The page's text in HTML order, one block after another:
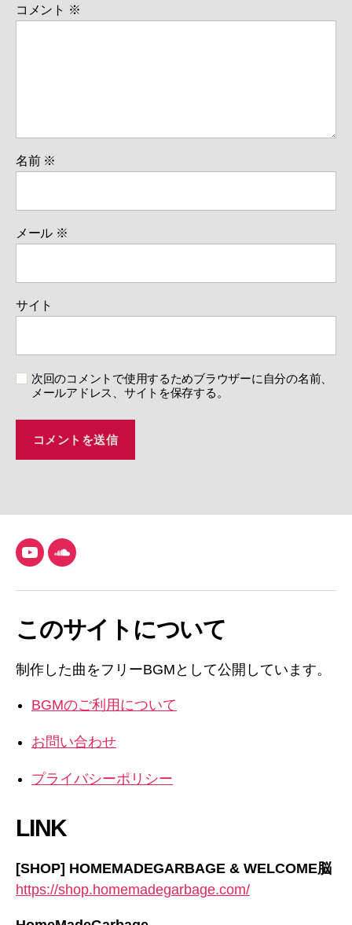
コメント ※
名前 ※
メール ※
サイト
次回のコメントで使用するためブラウザーに自分の名前、
メールアドレス、サイトを保存する。
YouTubeSoundCloud
このサイトについて
制作した曲をフリーBGMとして公開しています。
BGMのご利用について
お問い合わせ
プライバシーポリシー
LINK
[SHOP] HOMEMADEGARBAGE & WELCOME脳
https://shop.homemadegarbage.com/